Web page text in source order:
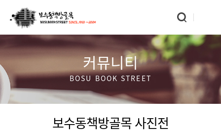
커뮤니티
BOSU BOOK STREET
보수동책방골목 사진전